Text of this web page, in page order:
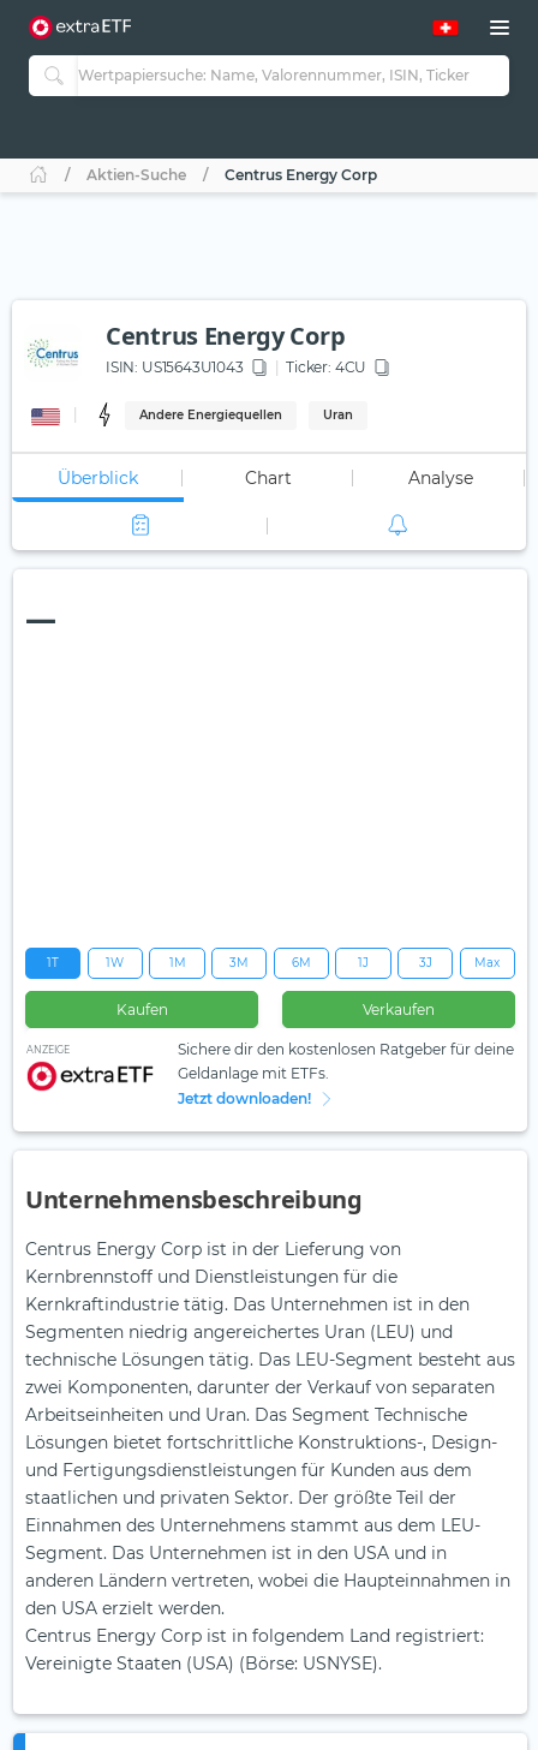
Aktien-Suche Centrus Energy Corp
Centrus Energy Corp
ISIN: US15643U1043 Ticker: 4CU
Andere Energiequellen Uran
Überblick Chart Analyse
—
1T 1W 1M 3M 6M 1J 3J Max
Kaufen Verkaufen
ANZEIGE
Sichere dir den kostenlosen Ratgeber für deine
Geldanlage mit ETFs.
Jetzt downloaden!
Unternehmensbeschreibung
Centrus Energy Corp ist in der Lieferung von
Kernbrennstoff und Dienstleistungen für die
Kernkraftindustrie tätig. Das Unternehmen ist in den
Segmenten niedrig angereichertes Uran (LEU) und
technische Lösungen tätig. Das LEU-Segment besteht aus
zwei Komponenten, darunter der Verkauf von separaten
Arbeitseinheiten und Uran. Das Segment Technische
Lösungen bietet fortschrittliche Konstruktions-, Design-
und Fertigungsdienstleistungen für Kunden aus dem
staatlichen und privaten Sektor. Der größte Teil der
Einnahmen des Unternehmens stammt aus dem LEU-
Segment. Das Unternehmen ist in den USA und in
anderen Ländern vertreten, wobei die Haupteinnahmen in
den USA erzielt werden.
Centrus Energy Corp ist in folgendem Land registriert:
Vereinigte Staaten (USA) (Börse: USNYSE).